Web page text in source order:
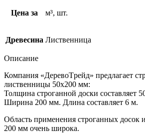
Цена за м³, шт.
Древесина Лиственница
Описание
Компания «ДеревоTрейд» предлагает
лиственницы 50х200 мм:
Толщина строганной доски составляет
Ширина 200 мм. Длина составляет 6 м.
Область применения строганных досок
200 мм очень широка.